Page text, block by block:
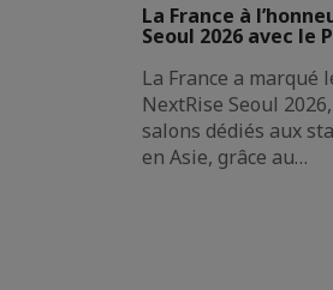
La France à
Seoul 2026 avec le
La France a marqué
NextRise Seoul
salons dédiés aux
en Asie, grâce au…